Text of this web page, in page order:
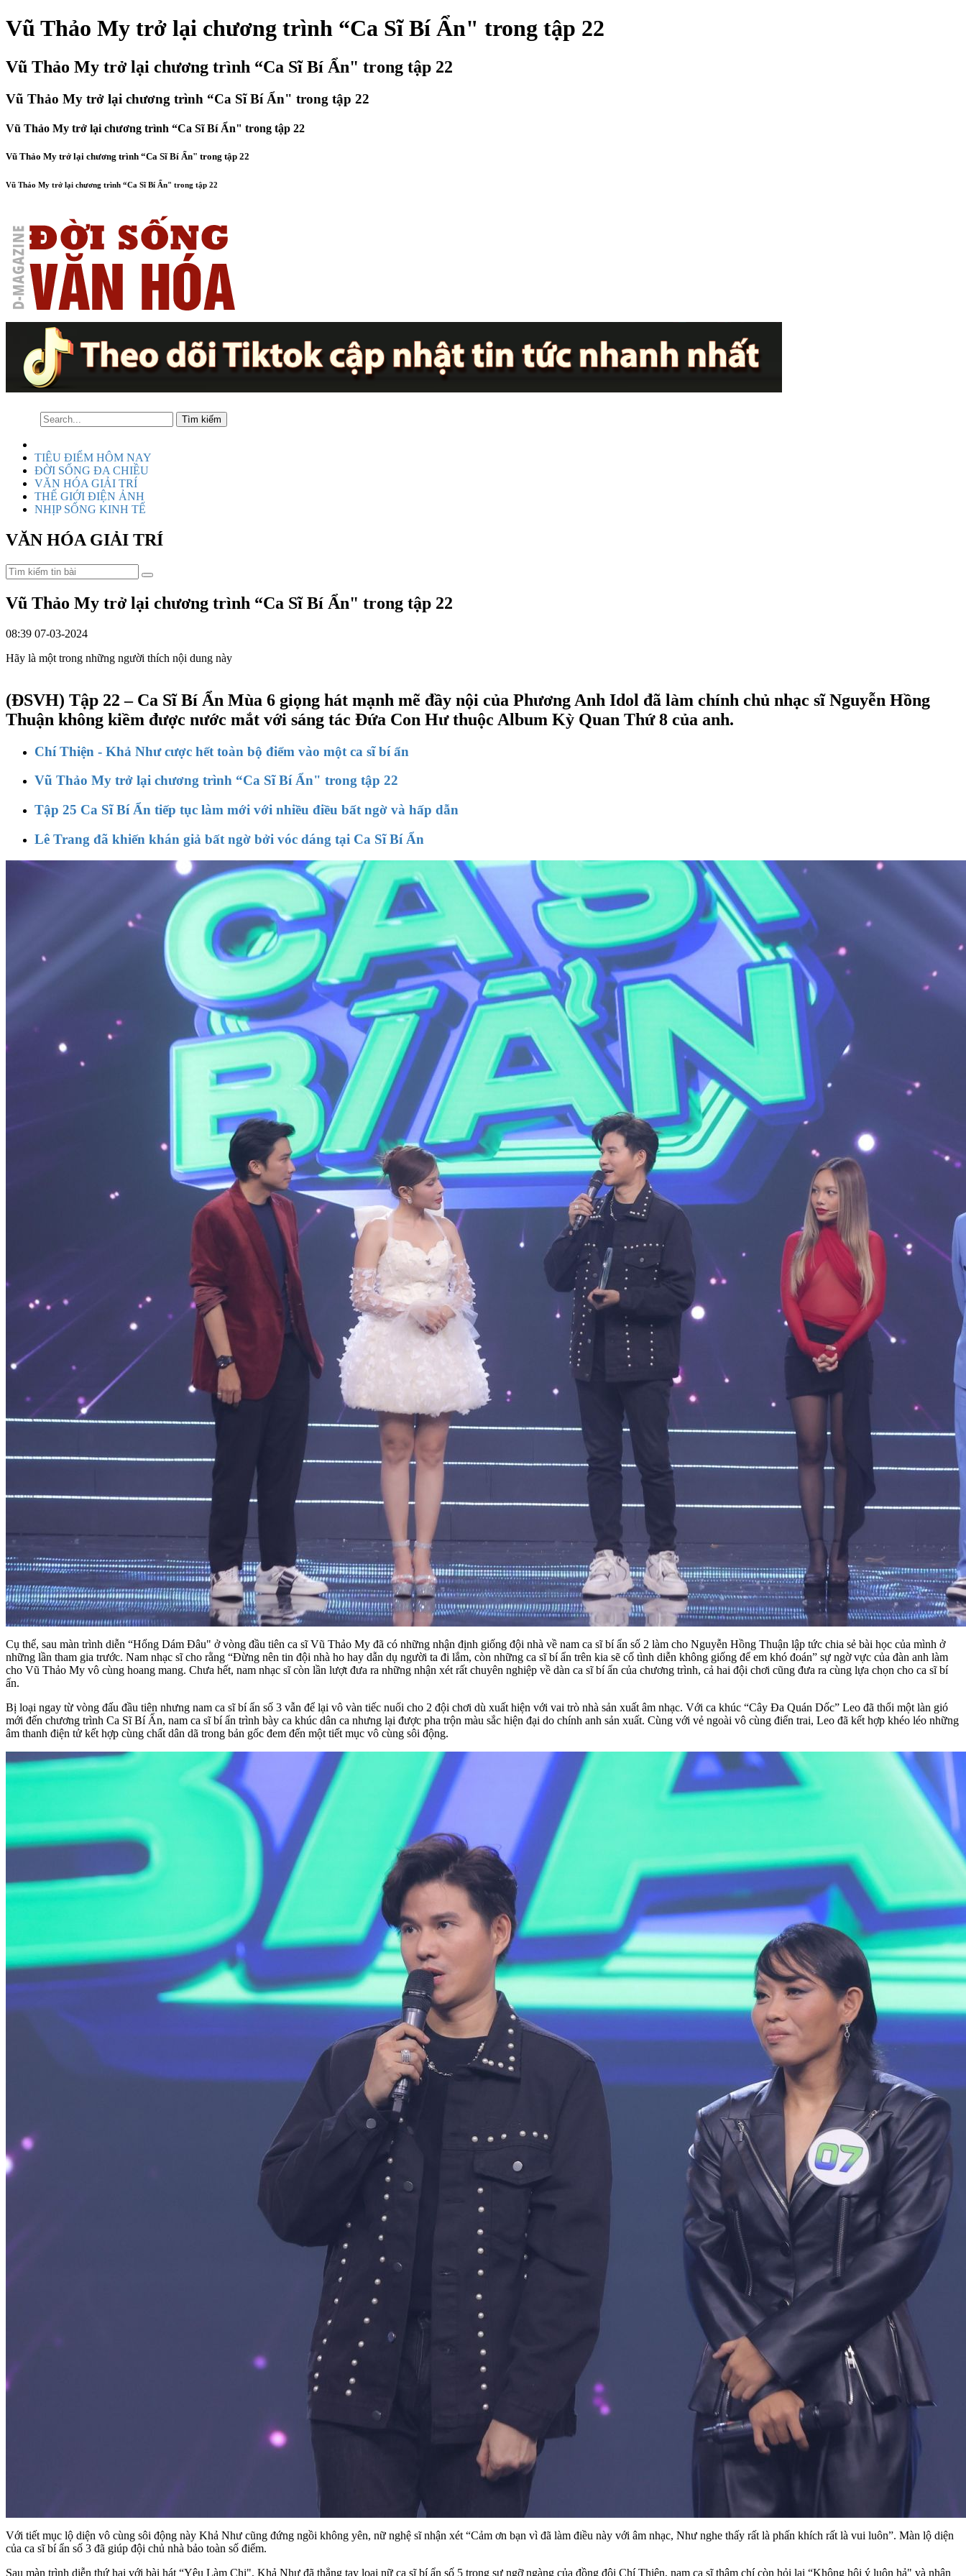
Vũ Thảo My trở lại chương trình “Ca Sĩ Bí Ẩn" trong tập 22
Vũ Thảo My trở lại chương trình “Ca Sĩ Bí Ẩn" trong tập 22
Vũ Thảo My trở lại chương trình “Ca Sĩ Bí Ẩn" trong tập 22
Vũ Thảo My trở lại chương trình “Ca Sĩ Bí Ẩn" trong tập 22
Vũ Thảo My trở lại chương trình “Ca Sĩ Bí Ẩn" trong tập 22
Vũ Thảo My trở lại chương trình “Ca Sĩ Bí Ẩn" trong tập 22
TIÊU ĐIỂM HÔM NAY
ĐỜI SỐNG ĐA CHIỀU
VĂN HÓA GIẢI TRÍ
THẾ GIỚI ĐIỆN ẢNH
NHỊP SỐNG KINH TẾ
VĂN HÓA GIẢI TRÍ
Vũ Thảo My trở lại chương trình “Ca Sĩ Bí Ẩn" trong tập 22
08:39 07-03-2024
Hãy là một trong những người thích nội dung này
(ĐSVH) Tập 22 – Ca Sĩ Bí Ẩn Mùa 6 giọng hát mạnh mẽ đầy nội của Phương Anh Idol đã làm chính chủ nhạc sĩ Nguyễn Hồng
Thuận không kiềm được nước mắt với sáng tác Đứa Con Hư thuộc Album Kỳ Quan Thứ 8 của anh.
Chí Thiện - Khả Như cược hết toàn bộ điểm vào một ca sĩ bí ẩn
Vũ Thảo My trở lại chương trình “Ca Sĩ Bí Ẩn" trong tập 22
Tập 25 Ca Sĩ Bí Ẩn tiếp tục làm mới với nhiều điều bất ngờ và hấp dẫn
Lê Trang đã khiến khán giả bất ngờ bởi vóc dáng tại Ca Sĩ Bí Ẩn
Cụ thể, sau màn trình diễn “Hổng Dám Đâu" ở vòng đầu tiên ca sĩ Vũ Thảo My đã có những nhận định giống đội nhà về nam ca sĩ bí ẩn số 2 làm cho Nguyễn Hồng Thuận lập tức chia sẻ bài học của mình ở
những lần tham gia trước. Nam nhạc sĩ cho rằng “Đừng nên tin đội nhà ho hay dẫn dụ người ta đi lắm, còn những ca sĩ bí ẩn trên kia sẽ cố tình diễn không giống để em khó đoán” sự ngờ vực của đàn anh làm
cho Vũ Thảo My vô cùng hoang mang. Chưa hết, nam nhạc sĩ còn lần lượt đưa ra những nhận xét rất chuyên nghiệp về dàn ca sĩ bí ẩn của chương trình, cả hai đội chơi cũng đưa ra cùng lựa chọn cho ca sĩ bí
ẩn.
Bị loại ngay từ vòng đấu đầu tiên nhưng nam ca sĩ bí ẩn số 3 vẫn để lại vô vàn tiếc nuối cho 2 đội chơi dù xuất hiện với vai trò nhà sản xuất âm nhạc. Với ca khúc “Cây Đa Quán Dốc” Leo đã thổi một làn gió
mới đến chương trình Ca Sĩ Bí Ẩn, nam ca sĩ bí ẩn trình bày ca khúc dân ca nhưng lại được pha trộn màu sắc hiện đại do chính anh sản xuất. Cùng với vẻ ngoài vô cùng điển trai, Leo đã kết hợp khéo léo những
âm thanh điện tử kết hợp cùng chất dân dã trong bản gốc đem đến một tiết mục vô cùng sôi động.
Với tiết mục lộ diện vô cùng sôi động này Khả Như cũng đứng ngồi không yên, nữ nghệ sĩ nhận xét “Cảm ơn bạn vì đã làm điều này với âm nhạc, Như nghe thấy rất là phấn khích rất là vui luôn”. Màn lộ diện
của ca sĩ bí ẩn số 3 đã giúp đội chủ nhà bảo toàn số điểm.
Sau màn trình diễn thứ hai với bài hát “Yêu Làm Chi", Khả Như đã thẳng tay loại nữ ca sĩ bí ẩn số 5 trong sự ngỡ ngàng của đồng đội Chí Thiện, nam ca sĩ thậm chí còn hỏi lại “Không hội ý luôn hả" và nhận